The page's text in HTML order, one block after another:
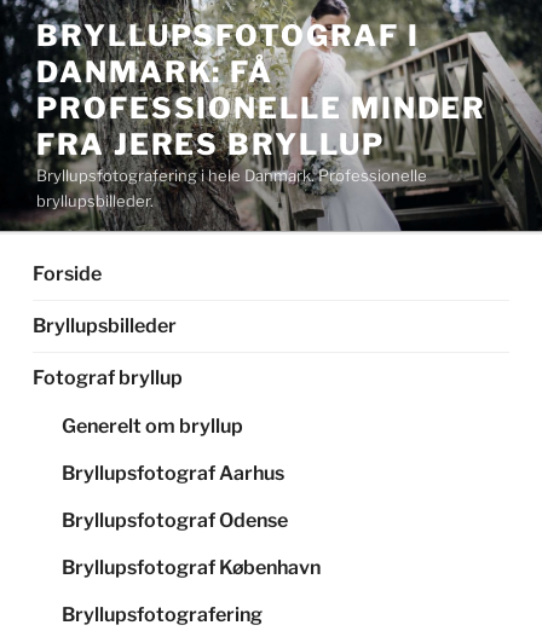
Videre
til
indhold
BRYLLUPSFOTOGRAF I
DANMARK: FÅ
PROFESSIONELLE MINDER
FRA JERES BRYLLUP
Bryllupsfotografering i hele Danmark. Professionelle
bryllupsbilleder.
Forside
Bryllupsbilleder
Fotograf bryllup
Generelt om bryllup
Bryllupsfotograf Aarhus
Bryllupsfotograf Odense
Bryllupsfotograf København
Bryllupsfotografering